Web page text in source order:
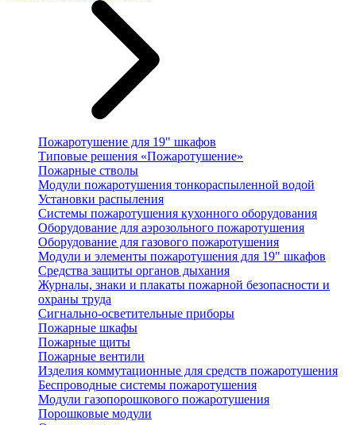
Пожаротушение для 19" шкафов
Типовые решения «Пожаротушение»
Пожарные стволы
Модули пожаротушения тонкораспыленной водой
Установки распыления
Системы пожаротушения кухонного оборудования
Оборудование для аэрозольного пожаротушения
Оборудование для газового пожаротушения
Модули и элементы пожаротушения для 19" шкафов
Средства защиты органов дыхания
Журналы, знаки и плакаты пожарной безопасности и
охраны труда
Сигнально-осветительные приборы
Пожарные шкафы
Пожарные щиты
Пожарные вентили
Изделия коммутационные для средств пожаротушения
Беспроводные системы пожаротушения
Модули газопорошкового пожаротушения
Порошковые модули